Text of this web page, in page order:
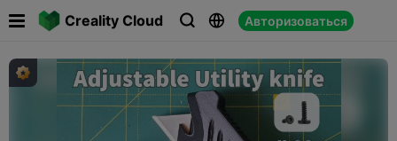
Creality Cloud   Авторизоваться
 